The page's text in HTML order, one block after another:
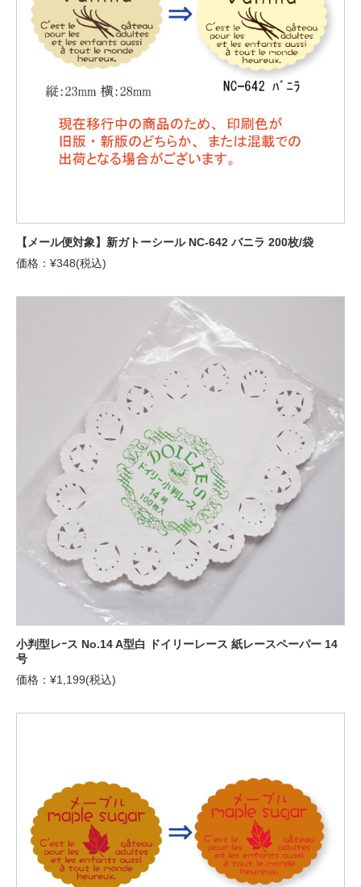
【メール便対象】新ガトーシール NC-642 バニラ 200枚/袋
価格：¥348(税込)
小判型レｰス No.14 A型白 ドイリーレース 紙レースペーパー 14
号
価格：¥1,199(税込)